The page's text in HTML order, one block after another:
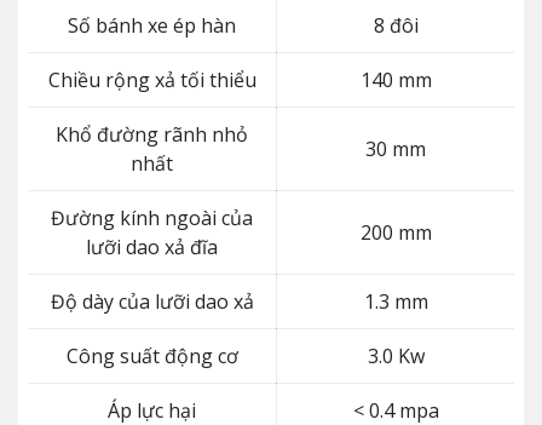
Số bánh xe ép hàn 8 đôi
Chiều rộng xả tối thiểu 140 mm
Khổ đường rãnh nhỏ
nhất
30 mm
Đường kính ngoài của
lưỡi dao xả đĩa
200 mm
Độ dày của lưỡi dao xả 1.3 mm
Công suất động cơ 3.0 Kw
Áp lực hại < 0.4 mpa